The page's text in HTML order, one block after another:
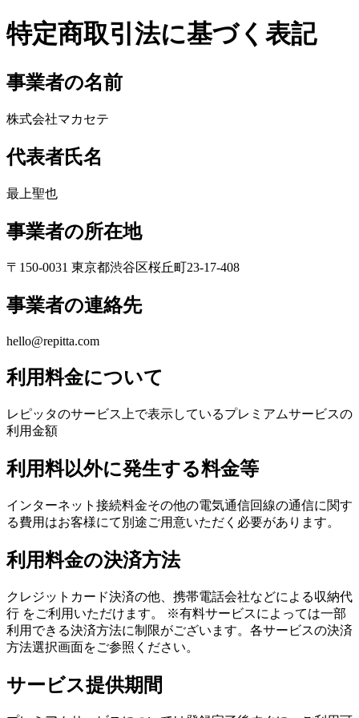
特定商取引法に基づく表記
事業者の名前
株式会社マカセテ
代表者氏名
最上聖也
事業者の所在地
〒150-0031 東京都渋谷区桜丘町23-17-408
事業者の連絡先
hello@repitta.com
利用料金について
レピッタのサービス上で表示しているプレミアムサービスの
利用金額
利用料以外に発生する料金等
インターネット接続料金その他の電気通信回線の通信に関す
る費用はお客様にて別途ご用意いただく必要があります。
利用料金の決済方法
クレジットカード決済の他、携帯電話会社などによる収納代
行 をご利用いただけます。 ※有料サービスによっては一部
利用できる決済方法に制限がございます。各サービスの決済
方法選択画面をご参照ください。
サービス提供期間